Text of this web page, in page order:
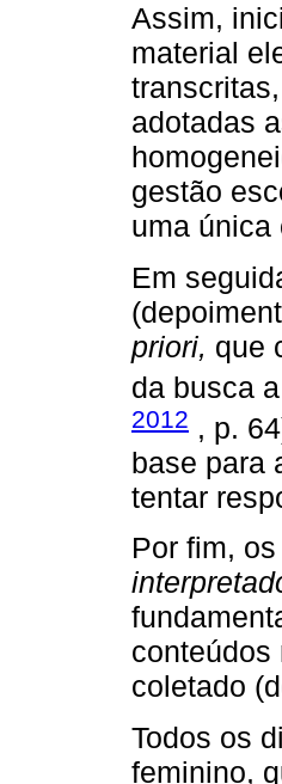
Assim,
material
adotadas
gestão
uma única
Em
priori, que
da busca
2012 , p.
base para
tentar
Por fim,
conteúdos
coletado
Todos os
feminino,